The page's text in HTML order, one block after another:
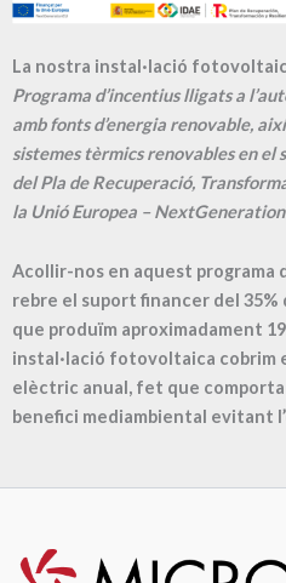
La nostra instal·lació
Programa d’incentius lligats a
amb fonts d’energia renovable,
sistemes tèrmics renovables en el
del Pla de Recuperació,
la Unió Europea –
Acollir-nos en aquest programa
rebre el suport financer del
que produïm aproximadament
instal·lació fotovoltaica cobrim
elèctric anual, fet que
benefici mediambiental evitant